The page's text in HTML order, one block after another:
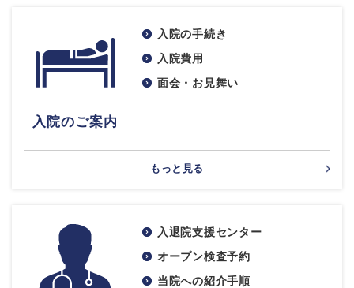
入院のご案内
入院の手続き
入院費用
面会・お見舞い
もっと見る
入退院支援センター
オープン検査予約
当院への紹介手順